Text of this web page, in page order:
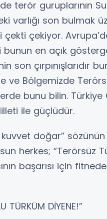
terör guruplarının
varlığı son bulmak
çekiyor.
bunun en açık
son çırpınışlarıdır
ve Bölgemizde
bunu bilin.
ile güçlüdür.
kuvvet doğar”
herkes; “Terörsüz
başarısı için
TÜRKÜM DİYENE!”